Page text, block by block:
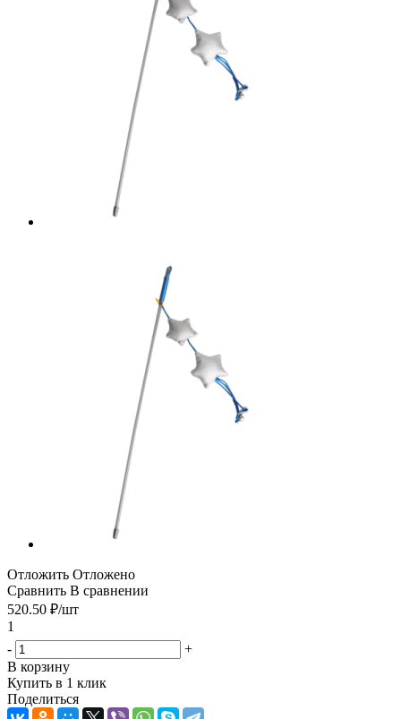
Отложить Отложено
Сравнить В сравнении
520.50 ₽/шт
1
-
+
В корзину
Купить в 1 клик
Поделиться